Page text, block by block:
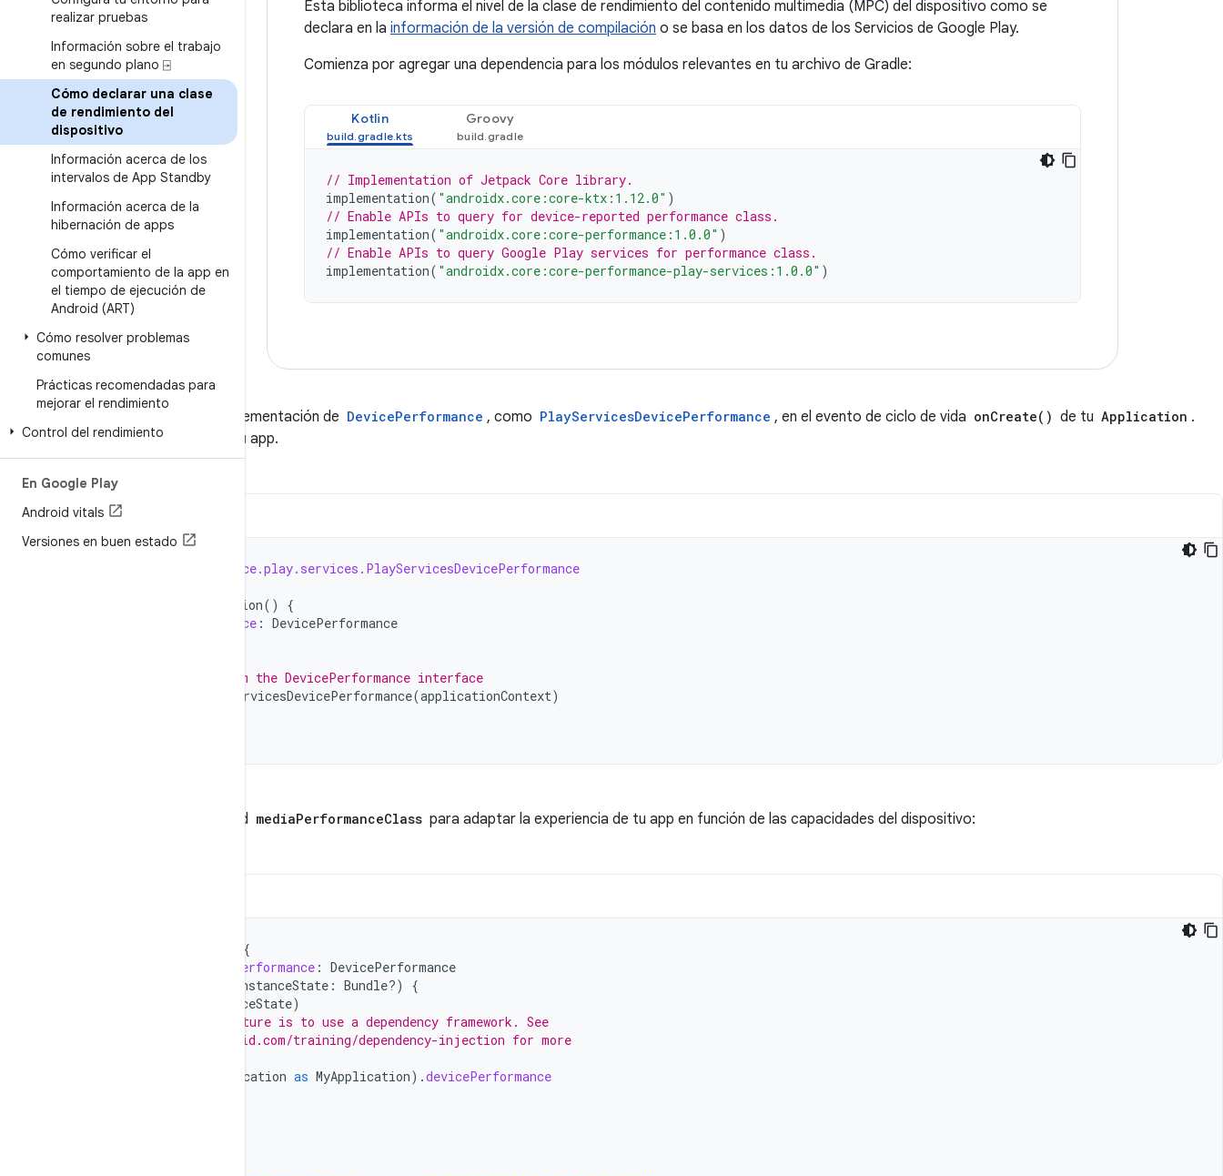
realizar pruebas
Información sobre el trabajo
en segundo plano ⍈
Cómo declarar una clase
de rendimiento del
dispositivo
Información acerca de los
intervalos de App Standby
Información acerca de la
hibernación de apps
Cómo verificar el
comportamiento de la app en
el tiempo de ejecución de
Android (ART)
Cómo resolver problemas
comunes
Prácticas recomendadas para
mejorar el rendimiento
Control del rendimiento
En Google Play
Android vitals
Versiones en buen estado
Esta biblioteca informa el nivel de la clase de rendimiento del contenido multimedia (MPC) del dispositivo como se
declara en la información de la versión de compilación o se basa en los datos de los Servicios de Google Play.
Comienza por agregar una dependencia para los módulos relevantes en tu archivo de Gradle:
Kotlin Groovy
// Implementation of Jetpack Core library.
implementation( "androidx.core:core-ktx:1.12.0" )
// Enable APIs to query for device-reported performance class.
implementation( "androidx.core:core-performance:1.0.0" )
// Enable APIs to query Google Play services for performance class.
implementation( "androidx.core:core-performance-play-services:1.0.0" )
Luego, crea una instancia de una implementación de DevicePerformance , como PlayServicesDevicePerformance , en el evento de ciclo de vida onCreate() de tu Application .
Esto solo debe hacerse una vez en tu app.
Kotlin Java
androidx.core.performance.play.services.PlayServicesDevicePerformance
Application()
{
devicePerformance : DevicePerformance
// Use a class derived from the DevicePerformance interface
PlayServicesDevicePerformance(applicationContext)
Luego, puedes recuperar la propiedad mediaPerformanceClass para adaptar la experiencia de tu app en función de las capacidades del dispositivo:
{
devicePerformance : DevicePerformance
savedInstanceState : Bundle?)
{
savedInstanceState)
// Note: Good app architecture is to use a dependency framework. See
// https://developer.android.com/training/dependency-injection for more
application as MyApplication).devicePerformance